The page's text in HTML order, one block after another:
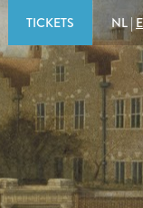
TICKETS NL |